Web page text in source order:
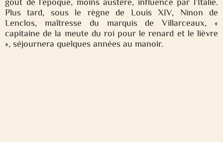
goût de l’époque, moins austère, influencé par l’Italie.
Plus tard, sous le règne de Louis XIV, Ninon de
Lenclos, maîtresse du marquis de Villarceaux, «
capitaine de la meute du roi pour le renard et le lièvre
», séjournera quelques années au manoir.